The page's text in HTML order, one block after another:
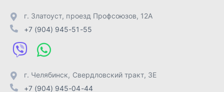
Отправить заявку
ИП Лахтачёв О.В.
Разработка -